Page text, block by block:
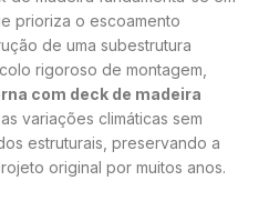
prioriza o escoamento
de uma subestrutura
rigoroso de montagem,
com deck de madeira
variações climáticas sem
estruturais, preservando a
original por muitos anos.